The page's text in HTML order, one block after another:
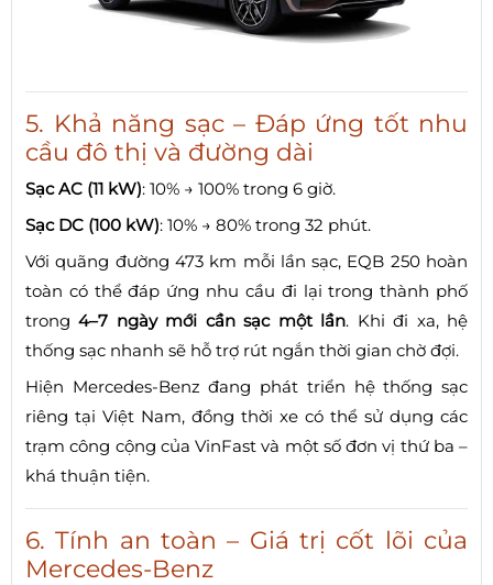
5. Khả năng sạc – Đáp ứng tốt nhu
cầu đô thị và đường dài
Sạc AC (11 kW): 10% → 100% trong 6 giờ.
Sạc DC (100 kW): 10% → 80% trong 32 phút.
Với quãng đường 473 km mỗi lần sạc, EQB 250 hoàn
toàn có thể đáp ứng nhu cầu đi lại trong thành phố
trong4–7 ngày mới cần sạc một lần. Khi đi xa, hệ
thống sạc nhanh sẽ hỗ trợ rút ngắn thời gian chờ đợi.
Hiện Mercedes-Benz đang phát triển hệ thống sạc
riêng tại Việt Nam, đồng thời xe có thể sử dụng các
trạm công cộng của VinFast và một số đơn vị thứ ba –
khá thuận tiện.
6. Tính an toàn – Giá trị cốt lõi của
Mercedes-Benz